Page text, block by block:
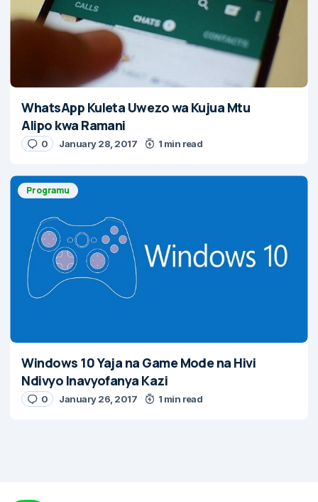
WhatsApp Kuleta Uwezo wa Kujua Mtu
Alipo kwa Ramani
0 January 28, 2017 1 min read
Programu
Windows 10 Yaja na Game Mode na Hivi
Ndivyo Inavyofanya Kazi
0 January 26, 2017 1 min read